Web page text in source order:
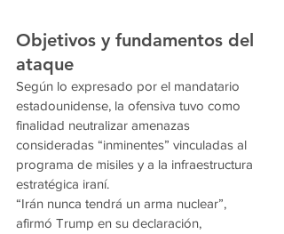
Objetivos y fundamentos del
ataque
Según lo expresado por el mandatario
estadounidense, la ofensiva tuvo como
finalidad neutralizar amenazas
consideradas “inminentes” vinculadas al
programa de misiles y a la infraestructura
estratégica iraní.
“Irán nunca tendrá un arma nuclear”,
afirmó Trump en su declaración,